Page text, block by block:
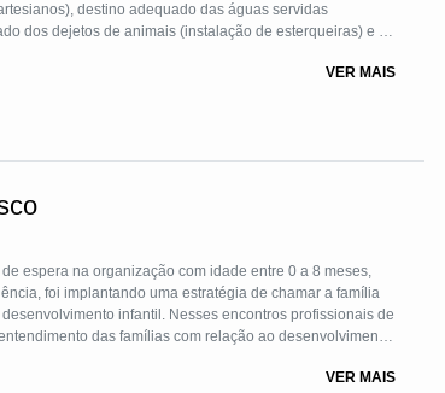
destino adequado das águas servidas
dos dejetos de animais (instalação de esterqueiras) e o
naturais, em especial, os recursos hídricos.
VER MAIS
espera na organização com idade entre 0 a 8 meses,
foi implantando uma estratégia de chamar a família
infantil. Nesses encontros profissionais de
os atrasos.
VER MAIS